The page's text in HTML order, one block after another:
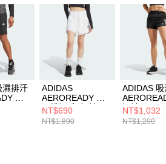
濕排汗
男
ADIDAS
AEROREADY 吸
濕排汗 女 短褲
IN9481
NT$690
NT$1,890
ADIDAS
短褲 IX6371
NT$1,032
NT$1,290